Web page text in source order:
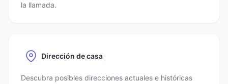
la llamada.
Dirección de casa
Descubra posibles direcciones actuales e históricas